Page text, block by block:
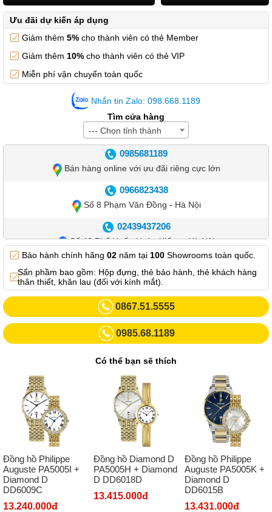
Ưu đãi dự kiến áp dụng
Giảm thêm 5% cho thành viên có thẻ Member
Giảm thêm 10% cho thành viên có thẻ VIP
Miễn phí vận chuyển toàn quốc
Nhắn tin Zalo: 098.668.1189
Tìm cửa hàng
--- Chọn tỉnh thành
0985681189
Bán hàng online với ưu đãi riêng cực lớn
0966823438
Số 8 Phạm Văn Đồng - Hà Nội
02439437206
Số 42 Phố Huế - Hoàn Kiếm – Hà Nội
0982.769.887
Showroom 3: Số 87 Trương Định - Hai Bà Trưng - Hà Nội.
0969102552
Số 55 Trần Đăng Ninh – Cầu Giấy – Hà Nội
0963264832
Số 8 Trần Duy Hưng - Cầu Giấy - Hà Nội
02432232319
Số 413 Quang Trung - Hà Đông - Hà Nội
02432127660
Số 273 Nguyễn Văn Cừ - Long Biên - Hà Nội
02439392490
Sô 580 Ngã tư Trường Chinh - Hà Nội
Bảo hành chính hãng 02 năm tại 100 Showrooms toàn quốc.
Sẩn phầm bao gồm: Hộp đựng, thẻ bảo hành, thẻ khách hàng
thân thiết, khăn lau (đối với kính mắt).
0867.51.5555
0985.68.1189
Có thể bạn sẽ thích
Đồng hồ Philippe
Auguste PA5005I +
Diamond D
DD6009C
13.240.000đ
Đồng hồ Diamond D
PA5005H + Diamond
D DD6018D
13.415.000đ
Đồng hồ Philippe
Auguste PA5005K +
Diamond D
DD6015B
13.431.000đ